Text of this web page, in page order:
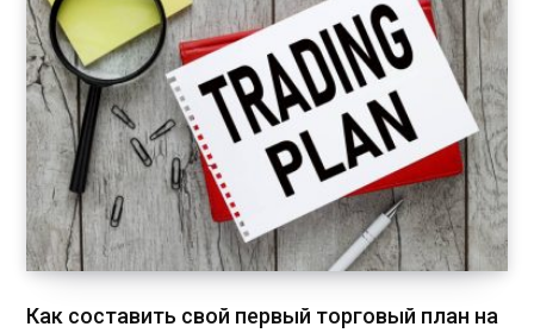
Как составить свой первый торговый план на